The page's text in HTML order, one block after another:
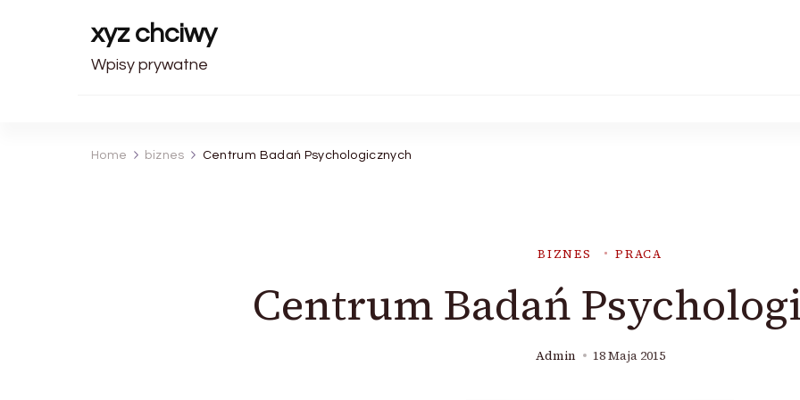
xyz chciwy
Wpisy prywatne
Home biznes Centrum Badań Psychologicznych
BIZNES PRACA
Centrum Badań
Admin 18 Maja 2015